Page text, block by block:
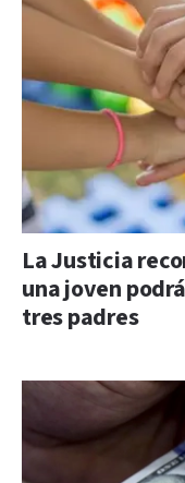
La Justicia
una joven
tres padres